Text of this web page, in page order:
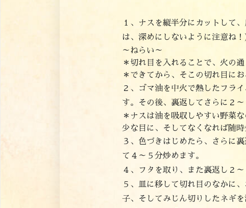
１、ナスを縦半分にカットして
は、深めにしないように注意ね！
～ねらい～
＊切れ目を入れることで、火の通
＊できてから、そこの切れ目に
２、ゴマ油を中火で熱したフラ
す。その後、裏返してさらに２～
＊ナスは油を吸収しやすい野菜
少な目に、そしてなくなれば随
３、色づきはじめたら、さらに
て４～５分炒めます。
４、フタを取り、また裏返し２～
５、皿に移して切れ目のなかに
子、そしてみじん切りしたネギ